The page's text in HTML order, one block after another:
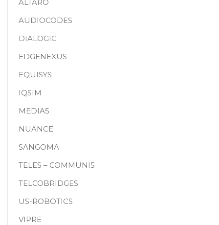
ALTARO
AUDIOCODES
DIALOGIC
EDGENEXUS
EQUISYS
IQSIM
MEDIA5
NUANCE
SANGOMA
TELES – COMMUNI5
TELCOBRIDGES
US-ROBOTICS
VIPRE